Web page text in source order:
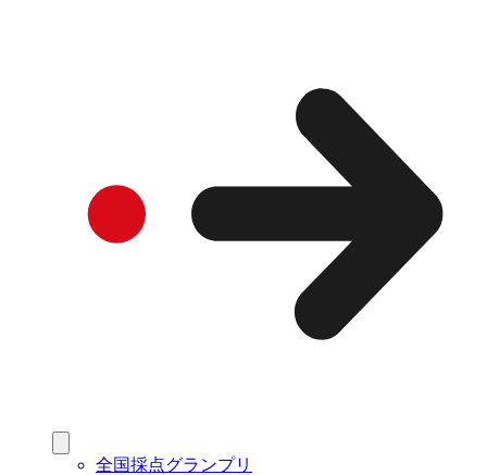
全国採点グランプリ